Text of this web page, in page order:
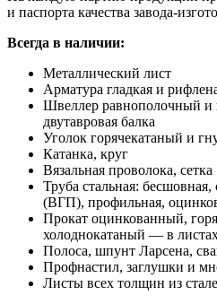
и паспорта качества завода-
Всегда в наличии:
Металлический лист
Арматура гладкая и
Швеллер равнополочный и
двутавровая балка
Уголок горячекатаный и
Катанка, круг
Вязальная проволока, сетка
Труба стальная: бесшовная,
(ВГП), профильная,
Прокат оцинкованный,
холоднокатаный — в
Полоса, шпунт Ларсена,
Профнастил, заглушки и
Листы всех толщин из